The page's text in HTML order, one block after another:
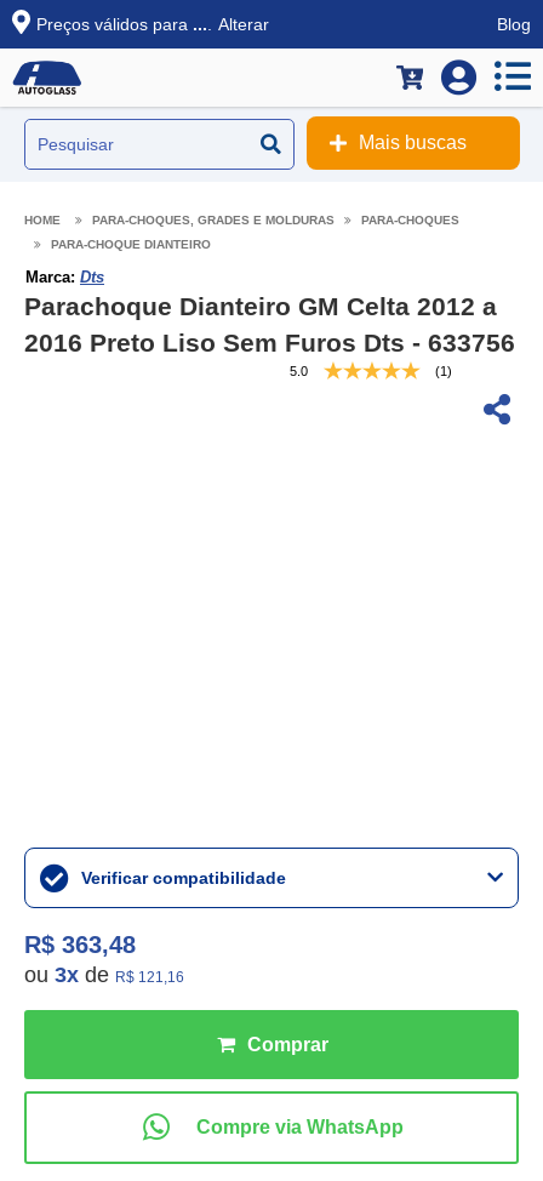
Preços válidos para ... Alterar Blog
Mais buscas
PARA-CHOQUES, GRADES E MOLDURAS
PARA-CHOQUES
PARA-CHOQUE DIANTEIRO
Marca: Dts
Parachoque Dianteiro GM Celta 2012 a
2016 Preto Liso Sem Furos Dts - 633756
5.0 (1)
Verificar compatibilidade
R$ 363,48
ou 3x de R$ 121,16